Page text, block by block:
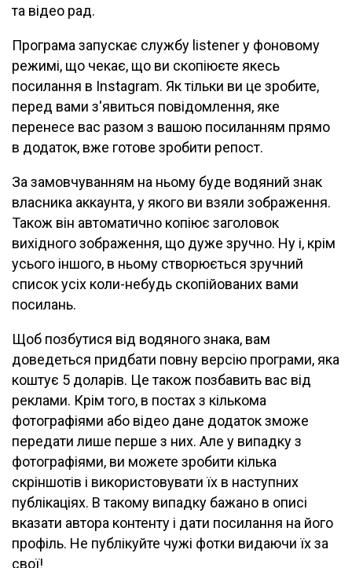
та відео рад.
Програма запускає службу listener у фоновому
режимі, що чекає, що ви скопіюєте якесь
посилання в Instagram. Як тільки ви це зробите,
перед вами з'явиться повідомлення, яке
перенесе вас разом з вашою посиланням прямо
в додаток, вже готове зробити репост.
За замовчуванням на ньому буде водяний знак
власника аккаунта, у якого ви взяли зображення.
Також він автоматично копіює заголовок
вихідного зображення, що дуже зручно. Ну і, крім
усього іншого, в ньому створюється зручний
список усіх коли-небудь скопійованих вами
посилань.
Щоб позбутися від водяного знака, вам
доведеться придбати повну версію програми, яка
коштує 5 доларів. Це також позбавить вас від
реклами. Крім того, в постах з кількома
фотографіями або відео дане додаток зможе
передати лише перше з них. Але у випадку з
фотографіями, ви можете зробити кілька
скріншотів і використовувати їх в наступних
публікаціях. В такому випадку бажано в описі
вказати автора контенту і дати посилання на його
профіль. Не публікуйте чужі фотки видаючи їх за
свої!